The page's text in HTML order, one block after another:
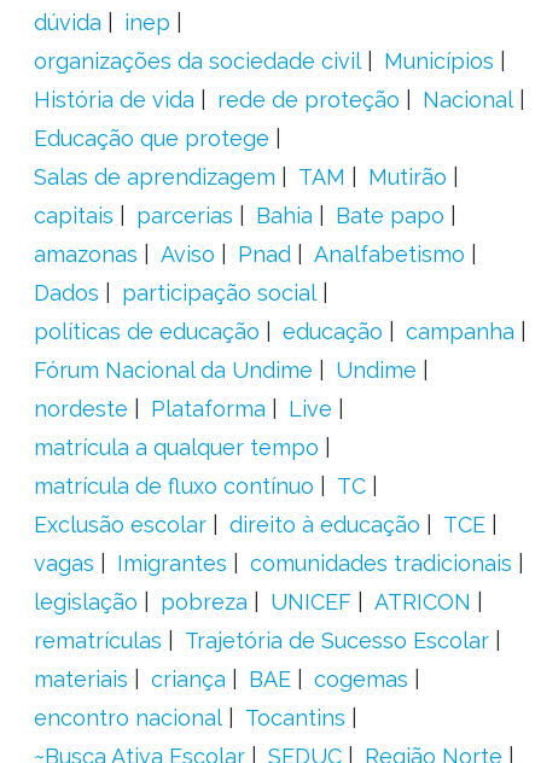
dúvida
inep
organizações da sociedade civil
Municípios
História de vida
rede de proteção
Nacional
Educação que protege
Salas de aprendizagem
TAM
Mutirão
capitais
parcerias Bahia
Bate papo
amazonas
Aviso Pnad
Analfabetismo
Dados
participação social
políticas de educação
educação
campanha
Fórum Nacional da Undime
Undime
nordeste
Plataforma
Live
matrícula a qualquer tempo
matrícula de fluxo contínuo
TC
Exclusão escolar
direito à educação
TCE
vagas
Imigrantes
comunidades tradicionais
legislação
pobreza UNICEF
ATRICON
rematrículas
Trajetória de Sucesso Escolar
materiais
criança BAE
cogemas
encontro nacional
Tocantins
~Busca Ativa Escolar
SEDUC
Região Norte